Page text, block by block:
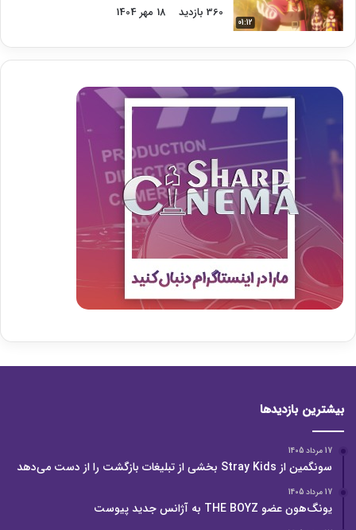
01:12
360 بازدید
18 مهر 1404
بیشترین بازدیدها
17 مرداد 1405
سونگمین از Stray Kids بخشی از تبلیغات بازگشت را از دست می‌دهد
17 مرداد 1405
یونگ‌هون عضو THE BOYZ به آژانس جدید پیوست